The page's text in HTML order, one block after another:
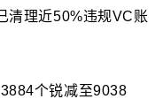
清理近50%违规VC账
个锐减至9038